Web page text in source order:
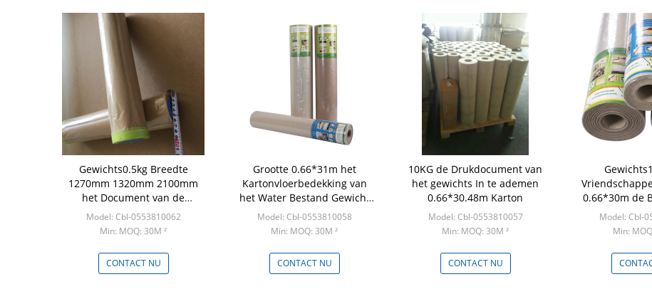
Gewichts0.5kg Breedte
1270mm 1320mm 2100mm
het Document van de
Kartondruk
Model: Cbl-0553810062
Min: MOQ: 30M ²
CONTACT NU
Grootte 0.66*31m het
Kartonvloerbedekking van
het Water Bestand Gewicht
9.9KG
Model: Cbl-0553810058
Min: MOQ: 30M ²
CONTACT NU
10KG de Drukdocument van
het gewichts In te ademen
0.66*30.48m Karton
Model: Cbl-0553810057
Min: MOQ: 30M ²
CONTACT NU
0.66*30m de
van de
Model: Cbl-
Min: